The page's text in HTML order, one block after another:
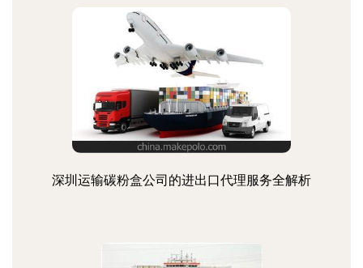
深圳运输碳粉盒公司的进出口代理服务全解析